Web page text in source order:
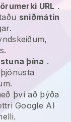
URL .
sniðmátin
þína .
því að þýða
Google AI